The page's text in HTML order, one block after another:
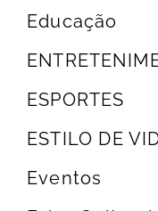
Educação
ESPORTES
ESTILO DE
Eventos